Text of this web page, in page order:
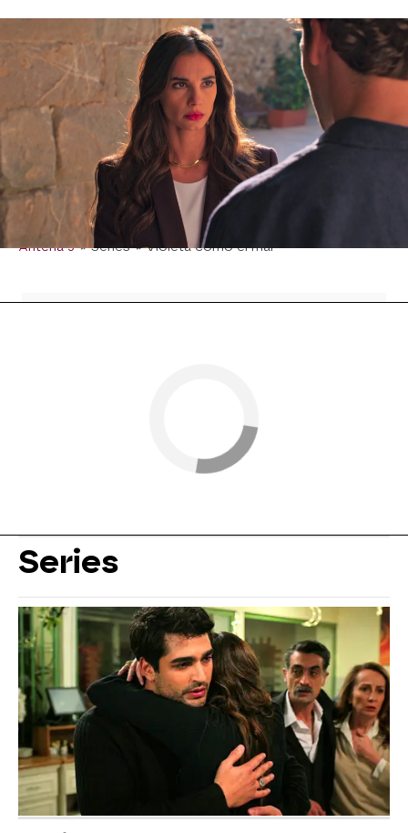
En estos momentos, Violeta
se encuentra en un
punto muerto en su relación con Raniero
: el
joven ha descubierto que le ha estado ocultando
su enfermedad y no sabe si podrá perdonárselo.
Por otro lado, Francesco se está dando cuenta
de lo importante que se ha convertido su vecina
en su vida y califica a
Ranierode afortunado.
¿Acabará siendo uno de los dos el amor de la
vida de Violeta?
Antena 3 » Series » Violeta como el mar
Series